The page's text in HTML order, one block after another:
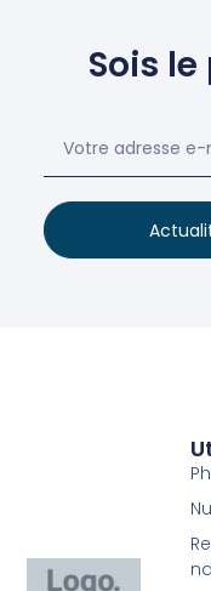
Sois